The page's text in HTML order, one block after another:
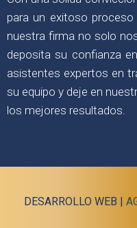
para un exitoso
nuestra firma no solo
deposita su confianza
asistentes expertos en
su equipo y deje en
los mejores resultados.
DESARROLLO WEB |